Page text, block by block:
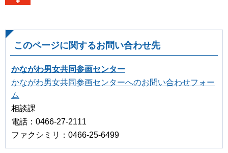
このページに関するお問い合わせ先
かながわ男女共同参画センター
かながわ男女共同参画センターへのお問い合わせフォー
ム
相談課
電話：0466-27-2111
ファクシミリ：0466-25-6499